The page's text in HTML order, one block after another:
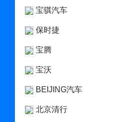
宝骐汽车
保时捷
宝腾
宝沃
BEIJING汽车
北京清行